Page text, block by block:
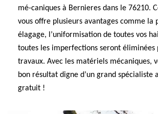
mé-caniques à Bernieres dans le 76210.
vous offre plusieurs avantages comme la
élagage, l’uniformisation de toutes vos
toutes les imperfections seront éliminées
travaux. Avec les matériels mécaniques,
bon résultat digne d’un grand spécialiste
gratuit !